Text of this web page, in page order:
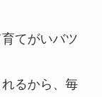
てがいバツ
るから、毎